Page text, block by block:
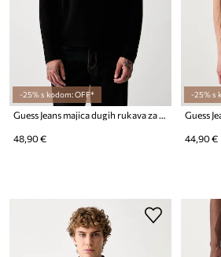
-25% s kodom: OFF*
Guess Jeans majica dugih rukava za muškarce s pamukom
48,90 €
-25% s
44,90 €